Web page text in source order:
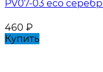
PV07-03 eco
460 ₽
Купить